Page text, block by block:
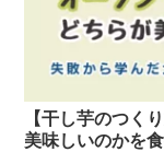
【干し芋のつく
美味しいのかを